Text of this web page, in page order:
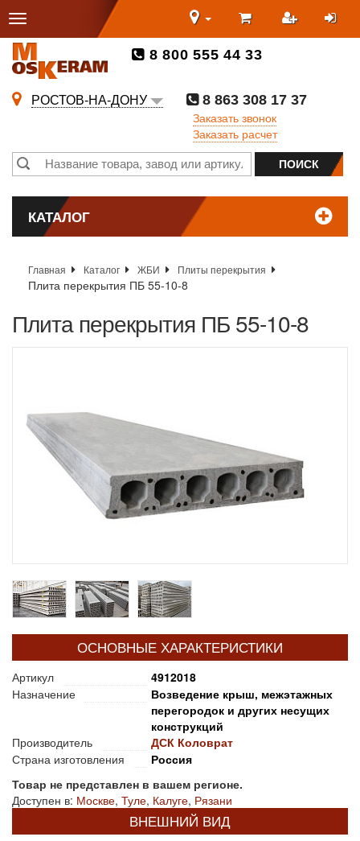
8 800 555 44 33
РОСТОВ-НА-ДОНУ
8 863 308 17 37
Заказать звонок
Заказать расчет
КАТАЛОГ
Главная Каталог ЖБИ Плиты перекрытия
Плита перекрытия ПБ 55-10-8
Плита перекрытия ПБ 55-10-8
ОСНОВНЫЕ ХАРАКТЕРИСТИКИ
Артикул
4912018
Назначение
Возведение крыш, межэтажных
перегородок и других несущих
конструкций
Производитель
ДСК Коловрат
Страна изготовления
Россия
Товар не представлен в вашем регионе.
Доступен в: Москве, Туле, Калуге, Рязани
ВНЕШНИЙ ВИД